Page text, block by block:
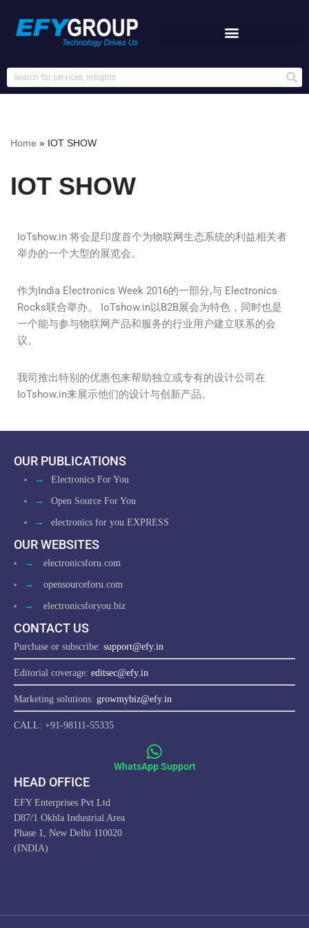
Skip
content
Home » IOT SHOW
IOT SHOW
IoTshow.in 将会是印度首个为物联网生态系统的利益相关者
举办的一个大型的展览会。
作为India Electronics Week 2016的一部分,与 Electronics
Rocks联合举办。 IoTshow.in以B2B展会为特色，同时也是
一个能与参与物联网产品和服务的行业用户建立联系的会
议。
我司推出特别的优惠包来帮助独立或专有的设计公司在
IoTshow.in来展示他们的设计与创新产品。
OUR PUBLICATIONS
→ Electronics For You
→ Open Source For You
→ electronics for you EXPRESS
OUR WEBSITES
→ electronicsforu.com
→ opensourceforu.com
→ electronicsforyou.biz
CONTACT US
Purchase or subscribe: support@efy.in
Editorial coverage: editsec@efy.in
Marketing solutions: growmybiz@efy.in
CALL: +91-98111-55335
WhatsApp Support
HEAD OFFICE
EFY Enterprises Pvt Ltd
D87/1 Okhla Industrial Area
Phase 1, New Delhi 110020
(INDIA)